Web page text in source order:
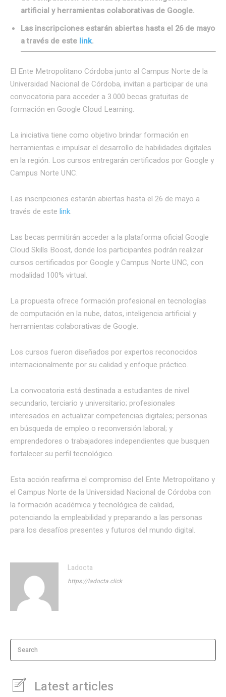
artificial y herramientas colaborativas de Google.
Las inscripciones estarán abiertas hasta el 26 de mayo
a través de este link.
El Ente Metropolitano Córdoba junto al Campus Norte de la
Universidad Nacional de Córdoba, invitan a participar de una
convocatoria para acceder a 3.000 becas gratuitas de
formación en Google Cloud Learning.
La iniciativa tiene como objetivo brindar formación en
herramientas e impulsar el desarrollo de habilidades digitales
en la región. Los cursos entregarán certificados por Google y
Campus Norte UNC.
Las inscripciones estarán abiertas hasta el 26 de mayo a
través de este link.
Las becas permitirán acceder a la plataforma oficial Google
Cloud Skills Boost, donde los participantes podrán realizar
cursos certificados por Google y Campus Norte UNC, con
modalidad 100% virtual.
La propuesta ofrece formación profesional en tecnologías
de computación en la nube, datos, inteligencia artificial y
herramientas colaborativas de Google.
Los cursos fueron diseñados por expertos reconocidos
internacionalmente por su calidad y enfoque práctico.
La convocatoria está destinada a estudiantes de nivel
secundario, terciario y universitario; profesionales
interesados en actualizar competencias digitales; personas
en búsqueda de empleo o reconversión laboral; y
emprendedores o trabajadores independientes que busquen
fortalecer su perfil tecnológico.
Esta acción reafirma el compromiso del Ente Metropolitano y
el Campus Norte de la Universidad Nacional de Córdoba con
la formación académica y tecnológica de calidad,
potenciando la empleabilidad y preparando a las personas
para los desafíos presentes y futuros del mundo digital.
Ladocta
https://ladocta.click
Search
Latest articles